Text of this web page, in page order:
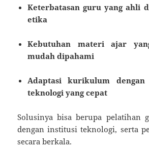
Keterbatasan guru yang ahli
etika
Kebutuhan materi ajar
mudah dipahami
Adaptasi kurikulum dengan
teknologi yang cepat
Solusinya bisa berupa pelatihan
dengan institusi teknologi, serta
secara berkala.